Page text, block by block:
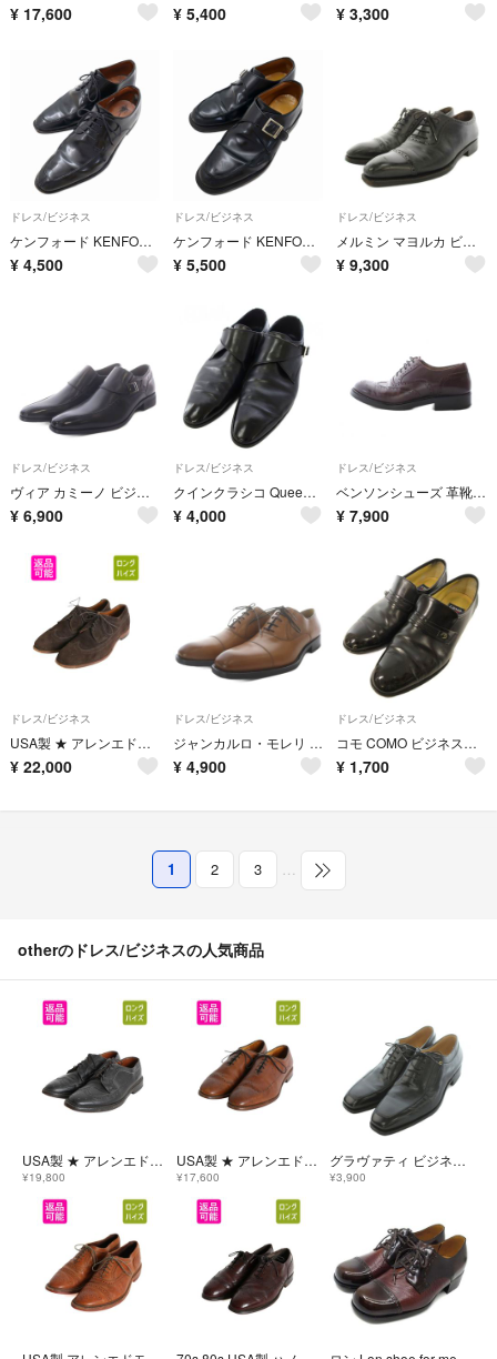
¥ 17,600 ¥ 5,400 ¥ 3,300
ドレス/ビジネス
ケンフォード KENFORD レースアップ ビジネスシューズ 革靴 25cm 黒
¥ 4,500
ドレス/ビジネス
ケンフォード KENFORD CLASSIC U-MOC モンク 革靴 25.5
¥ 5,500
ドレス/ビジネス
メルミン マヨルカ ビジネスシューズ パンチドキャップトゥ レースアップ 8 黒
¥ 9,300
ドレス/ビジネス
ヴィア カミーノ ビジネスシューズ レザー 25EEEcm ブラック
¥ 6,900
ドレス/ビジネス
クインクラシコ Queen Classico ビジネスシューズ レザー 44 黒
¥ 4,000
ドレス/ビジネス
ベンソンシューズ 革靴 ビジネスシューズ 6 24.5cm ワインレッド
¥ 7,900
ドレス/ビジネス
USA製 ★ アレンエドモンズ ロング ウイングチップ シューズ 9 27cm 程/ McGregor 本革 スウェード レザー 革靴 フルブローグ 外羽根 茶
¥ 22,000
ドレス/ビジネス
ジャンカルロ・モレリ ビジネスシューズ レースアップ レザー 43 ブラウン
¥ 4,900
ドレス/ビジネス
コモ COMO ビジネスシューズ ストレートチップ 靴 レザー 24.5cm
¥ 1,700
1 2 3 …
otherのドレス/ビジネスの人気商品
USA製 ★ アレンエドモンズ ロング ウイングチップ シューズ 8 1/2 26.5cm 程/ MACNEIL 本革 レザー 革靴 フルブローグ 外羽根 トラッド 黒
¥19,800
USA製 ★ アレンエドモンズ ホールカット シューズ 10 1/2 メンズ 28.5cm 程 Fairfax 本革 レザー 革靴 フルブローグ メダリオン 内羽根 茶
¥17,600
グラヴァティ ビジネスシューズ スクエアトゥ レースアップ レザー 7.5
¥3,900